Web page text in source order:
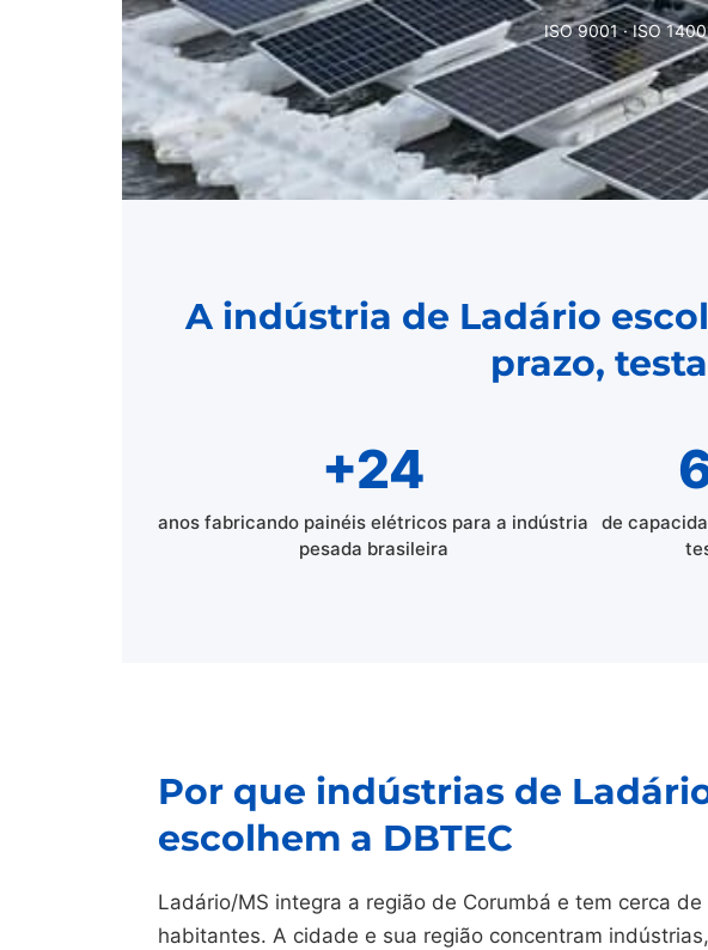
ISO 9001 · ISO
A indústria de Ladário
prazo,
+24
anos fabricando painéis elétricos para a indústria
pesada brasileira
de
Por que indústrias de
escolhem a DBTEC
Ladário/MS integra a região de Corumbá e tem cerca de
habitantes. A cidade e sua região concentram